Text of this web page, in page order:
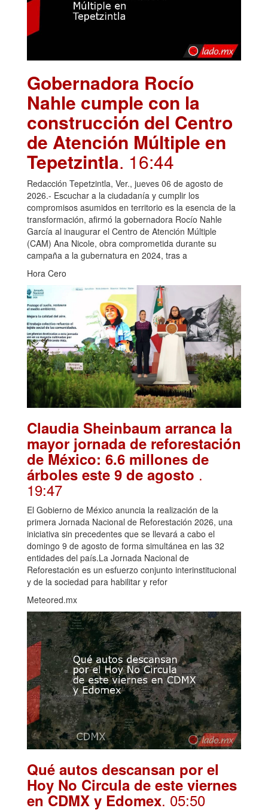
Gobernadora Rocío
Nahle cumple con la
construcción del Centro
de Atención Múltiple en
Tepetzintla. 16:44
Redacción Tepetzintla, Ver., jueves 06 de agosto de
2026.- Escuchar a la ciudadanía y cumplir los
compromisos asumidos en territorio es la esencia de la
transformación, afirmó la gobernadora Rocío Nahle
García al inaugurar el Centro de Atención Múltiple
(CAM) Ana Nicole, obra comprometida durante su
campaña a la gubernatura en 2024, tras a
Hora Cero
Claudia Sheinbaum arranca la
mayor jornada de reforestación
de México: 6.6 millones de
árboles este 9 de agosto .
19:47
El Gobierno de México anuncia la realización de la
primera Jornada Nacional de Reforestación 2026, una
iniciativa sin precedentes que se llevará a cabo el
domingo 9 de agosto de forma simultánea en las 32
entidades del país.La Jornada Nacional de
Reforestación es un esfuerzo conjunto interinstitucional
y de la sociedad para habilitar y refor
Meteored.mx
Qué autos descansan por el
Hoy No Circula de este viernes
en CDMX y Edomex. 05:50